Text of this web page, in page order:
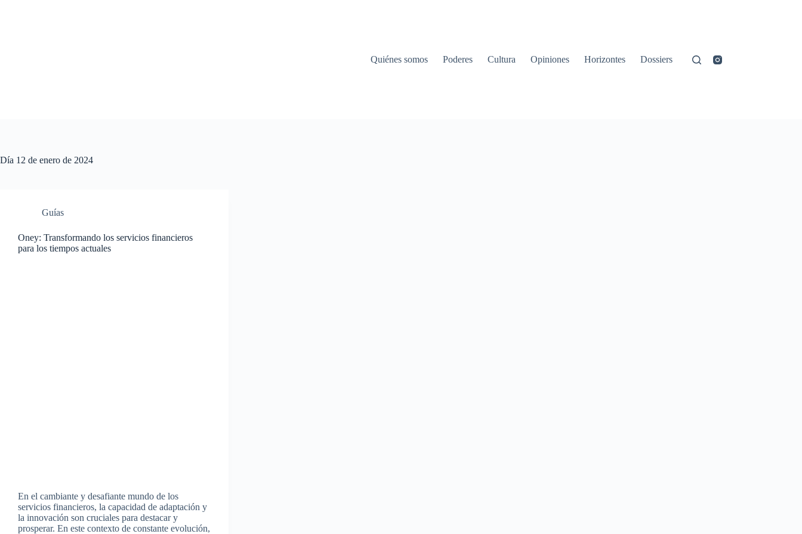
Quiénes somos Poderes Cultura Opiniones Horizontes Dossiers
Día 12 de enero de 2024
Guías
Oney: Transformando los servicios financieros
para los tiempos actuales
En el cambiante y desafiante mundo de los
servicios financieros, la capacidad de adaptación y
la innovación son cruciales para destacar y
prosperar. En este contexto de constante evolución,